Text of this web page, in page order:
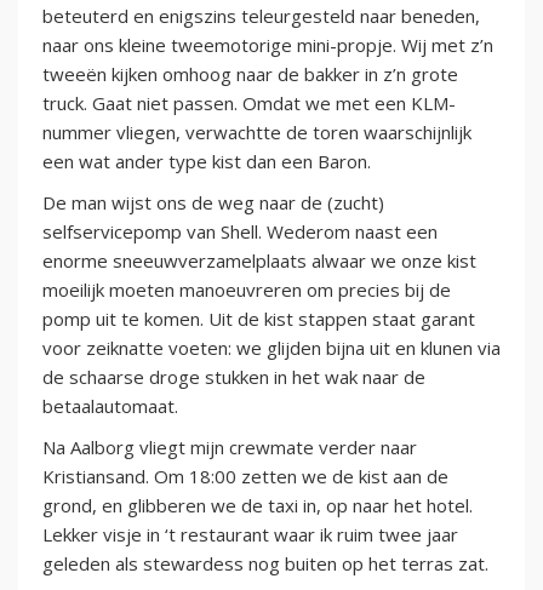
beteuterd en enigszins teleurgesteld naar beneden,
naar ons kleine tweemotorige mini-propje. Wij met z’n
tweeën kijken omhoog naar de bakker in z’n grote
truck. Gaat niet passen. Omdat we met een KLM-
nummer vliegen, verwachtte de toren waarschijnlijk
een wat ander type kist dan een Baron.
De man wijst ons de weg naar de (zucht)
selfservicepomp van Shell. Wederom naast een
enorme sneeuwverzamelplaats alwaar we onze kist
moeilijk moeten manoeuvreren om precies bij de
pomp uit te komen. Uit de kist stappen staat garant
voor zeiknatte voeten: we glijden bijna uit en klunen via
de schaarse droge stukken in het wak naar de
betaalautomaat.
Na Aalborg vliegt mijn crewmate verder naar
Kristiansand. Om 18:00 zetten we de kist aan de
grond, en glibberen we de taxi in, op naar het hotel.
Lekker visje in ‘t restaurant waar ik ruim twee jaar
geleden als stewardess nog buiten op het terras zat.